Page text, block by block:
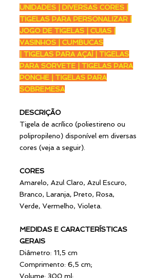
UNIDADES | DIVERSAS CORES |
TIGELAS PARA PERSONALIZAR |
JOGO DE TIGELAS | CUIAS |
VASINHOS | CUMBUCAS
| TIGELAS PARA AÇAÍ | TIGELAS
PARA SORVETE | TIGELAS PARA
PONCHE | TIGELAS PARA
SOBREMESA
DESCRIÇÃO
Tigela de acrílico (poliestireno ou
polipropileno) disponível em diversas
cores (veja a seguir).
CORES
Amarelo, Azul Claro, Azul Escuro,
Branco, Laranja, Preto, Rosa,
Verde, Vermelho, Violeta.
MEDIDAS E CARACTERÍSTICAS
GERAIS
Diâmetro: 11,5 cm
Comprimento: 6,5 cm;
Volume: 300 ml;